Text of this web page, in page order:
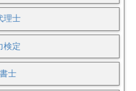
理士
検定
士